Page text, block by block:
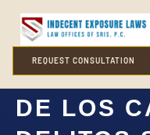
REQUEST CONSULTATION
¿CÓMO
DE LOS